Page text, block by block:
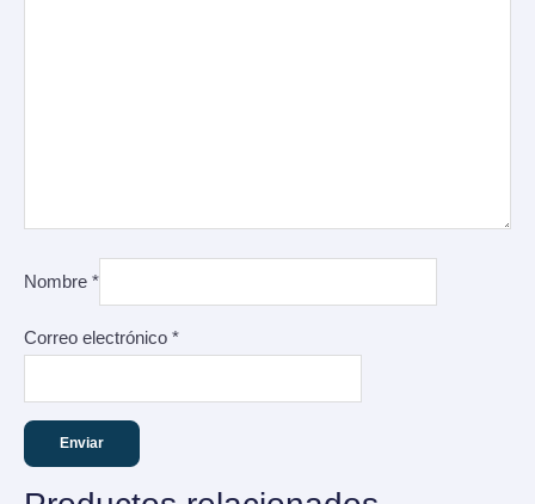
Nombre *
Correo electrónico *